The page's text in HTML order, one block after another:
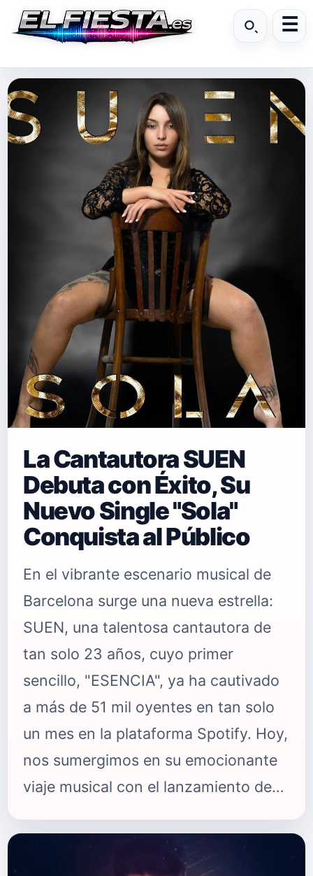
La Cantautora SUEN
Debuta con Éxito, Su
Nuevo Single "Sola"
Conquista al Público
En el vibrante escenario musical de
Barcelona surge una nueva estrella:
SUEN, una talentosa cantautora de
tan solo 23 años, cuyo primer
sencillo, "ESENCIA", ya ha cautivado
a más de 51 mil oyentes en tan solo
un mes en la plataforma Spotify. Hoy,
nos sumergimos en su emocionante
viaje musical con el lanzamiento de
Con el respaldo de INFINITO
RECORDS, SUEN ha emergido como